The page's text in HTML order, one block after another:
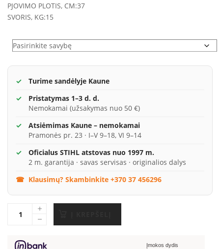
PJOVIMO PLOTIS, CM:37
SVORIS, KG:15
Turime sandėlyje Kaune
Pristatymas 1–3 d. d.
Nemokamai (užsakymas nuo 50 €)
Atsiėmimas Kaune – nemokamai
Pramonės pr. 23 · I–V 9–18, VI 9–14
Oficialus STIHL atstovas nuo 1997 m.
2 m. garantija · savas servisas · originalios dalys
Klausimų? Skambinkite +370 37 456296
Įmokos dydis